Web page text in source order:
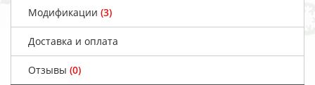
Модификации (3)
Доставка и оплата
Отзывы (0)